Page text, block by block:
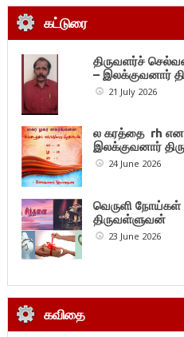
கட்டுரை
திருவளர்ச்
– இலக்குவனார்
21 July 2026
ல கரத்தை rh எனக்
இலக்குவனார்
24 June 2026
வெருளி நோய்கள்
திருவள்ளுவன்
23 June 2026
கவிதை